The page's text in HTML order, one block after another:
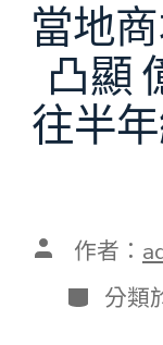
當地
凸顯
往半
文 作者：
分
類
分類